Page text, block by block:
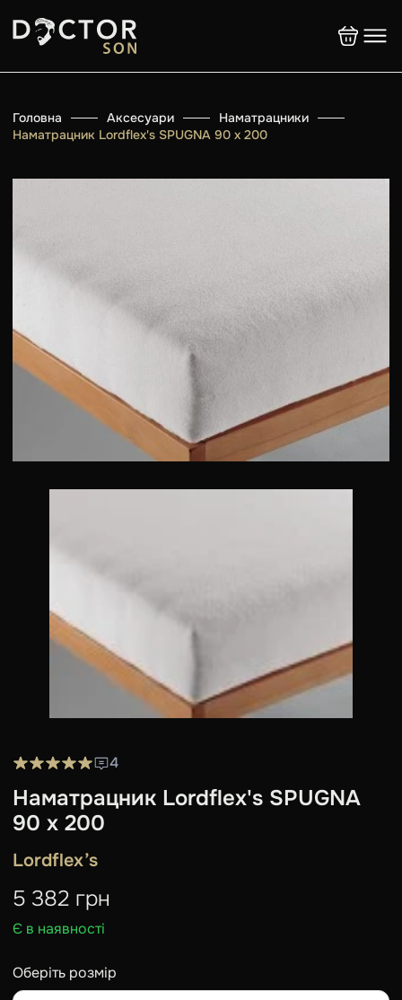
Головна Аксесуари
Наматрацники
Наматрацник Lordflex's SPUGNA 90 х 200
4
Наматрацник Lordflex's SPUGNA
90 х 200
Lordflex’s
5 382 грн
Є в наявності
Оберіть розмір